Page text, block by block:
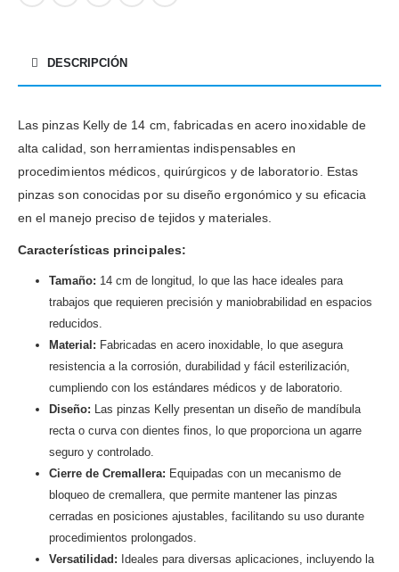
DESCRIPCIÓN
Las pinzas Kelly de 14 cm, fabricadas en acero inoxidable de
alta calidad, son herramientas indispensables en
procedimientos médicos, quirúrgicos y de laboratorio. Estas
pinzas son conocidas por su diseño ergonómico y su eficacia
en el manejo preciso de tejidos y materiales.
Características principales:
Tamaño: 14 cm de longitud, lo que las hace ideales para
trabajos que requieren precisión y maniobrabilidad en espacios
reducidos.
Material: Fabricadas en acero inoxidable, lo que asegura
resistencia a la corrosión, durabilidad y fácil esterilización,
cumpliendo con los estándares médicos y de laboratorio.
Diseño: Las pinzas Kelly presentan un diseño de mandíbula
recta o curva con dientes finos, lo que proporciona un agarre
seguro y controlado.
Cierre de Cremallera: Equipadas con un mecanismo de
bloqueo de cremallera, que permite mantener las pinzas
cerradas en posiciones ajustables, facilitando su uso durante
procedimientos prolongados.
Versatilidad: Ideales para diversas aplicaciones, incluyendo la